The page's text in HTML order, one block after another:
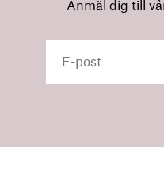
Anmäl dig till